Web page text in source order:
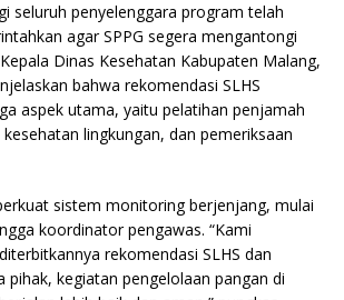
seluruh penyelenggara program telah
agar SPPG segera mengantongi
Dinas Kesehatan Kabupaten Malang,
bahwa rekomendasi SLHS
aspek utama, yaitu pelatihan penjamah
lingkungan, dan pemeriksaan
sistem monitoring berjenjang, mulai
koordinator pengawas. “Kami
rekomendasi SLHS dan
pihak, kegiatan pengelolaan pangan di